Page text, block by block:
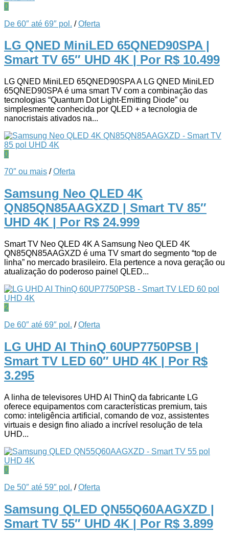
0
De 60″ até 69″ pol. /Oferta
LG QNED MiniLED 65QNED90SPA |
Smart TV 65″ UHD 4K | Por R$ 10.499
LG QNED MiniLED 65QNED90SPA A LG QNED MiniLED
65QNED90SPA é uma smart TV com a combinação das
tecnologias “Quantum Dot Light-Emitting Diode” ou
simplesmente conhecida por QLED + a tecnologia de
nanocristais ativados na...
0
70″ ou mais /Oferta
Samsung Neo QLED 4K
QN85QN85AAGXZD | Smart TV 85″
UHD 4K | Por R$ 24.999
Smart TV Neo QLED 4K A Samsung Neo QLED 4K
QN85QN85AAGXZD é uma TV smart do segmento “top de
linha” no mercado brasileiro. Ela pertence a nova geração ou
atualização do poderoso painel QLED...
2
De 60″ até 69″ pol. /Oferta
LG UHD AI ThinQ 60UP7750PSB |
Smart TV LED 60″ UHD 4K | Por R$
3.295
A linha de televisores UHD AI ThinQ da fabricante LG
oferece equipamentos com características premium, tais
como: inteligência artificial, comando de voz, assistentes
virtuais e design fino aliado a incrível resolução de tela
UHD...
0
De 50″ até 59″ pol. /Oferta
Samsung QLED QN55Q60AAGXZD |
Smart TV 55″ UHD 4K | Por R$ 3.899